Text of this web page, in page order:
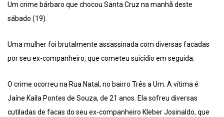
Um crime bárbaro que chocou Santa Cruz na manhã deste
sábado (19).
Uma mulher foi brutalmente assassinada com diversas facadas
por seu ex-companheiro, que cometeu suicídio em seguida.
O crime ocorreu na Rua Natal, no bairro Três a Um. A vítima é
Jaíne Kaila Pontes de Souza, de 21 anos. Ela sofreu diversas
cutiladas de facas do seu ex-companheiro Kleber Josinaldo, que